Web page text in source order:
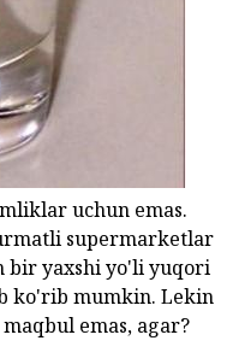
uchun emas.
supermarketlar
bir yaxshi yo'li yuqori
ko'rib mumkin. Lekin
emas, agar?